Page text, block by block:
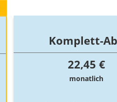
Komplett-
22,45 €
monatlich